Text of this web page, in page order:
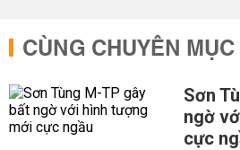
CÙNG CHUYÊN MỤC
Sơn
ngờ
cực